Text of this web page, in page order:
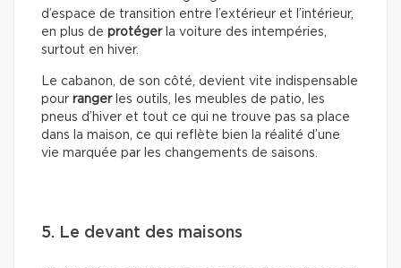
d’espace de transition entre l’extérieur et l’intérieur,
en plus de protégerla voiture des intempéries,
surtout en hiver.
Le cabanon, de son côté, devient vite indispensable
pour rangerles outils, les meubles de patio, les
pneus d’hiver et tout ce qui ne trouve pas sa place
dans la maison, ce qui reflète bien la réalité d’une
vie marquée par les changements de saisons.
5. Le devant des maisons